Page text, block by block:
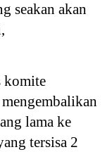
seakan akan
komite
lama ke
tersisa 2